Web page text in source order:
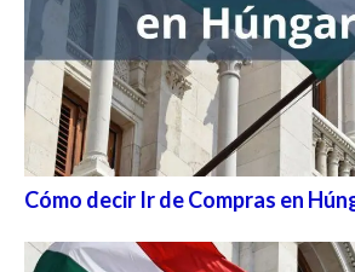
Cómo decir Ir de Compras en